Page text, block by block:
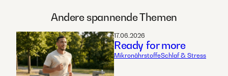
Andere spannende Themen
17.06.2026
Ready for more
MikronährstoffeSchlaf & Stress